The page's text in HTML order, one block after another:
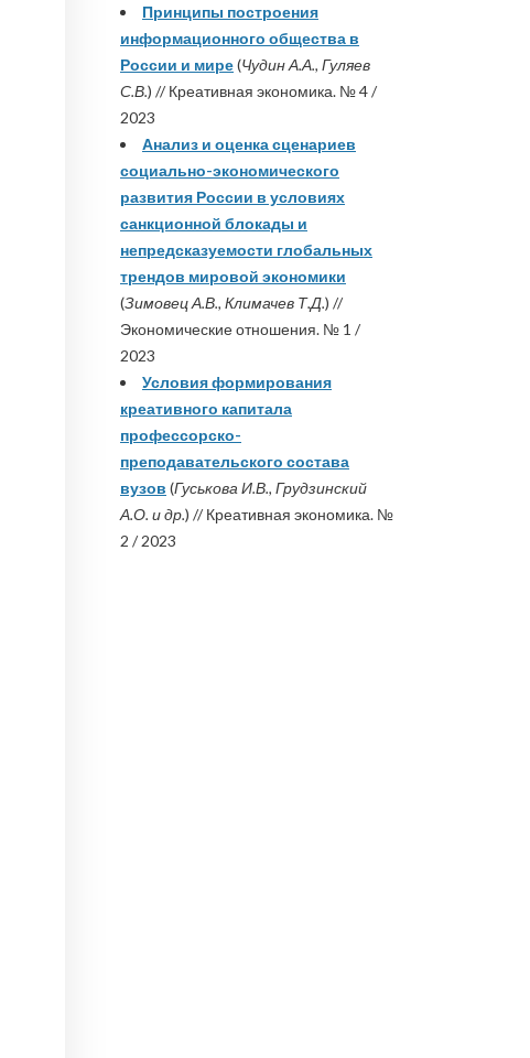
Принципы построения
информационного общества в
России и мире(Чудин А.А., Гуляев
С.В.) // Креативная экономика. № 4 /
2023
Анализ и оценка сценариев
социально-экономического
развития России в условиях
санкционной блокады и
непредсказуемости глобальных
трендов мировой экономики
(Зимовец А.В., Климачев Т.Д.) //
Экономические отношения. № 1 /
2023
Условия формирования
креативного капитала
профессорско-
преподавательского состава
вузов (Гуськова И.В., Грудзинский
А.О. и др.) // Креативная экономика. №
2 / 2023